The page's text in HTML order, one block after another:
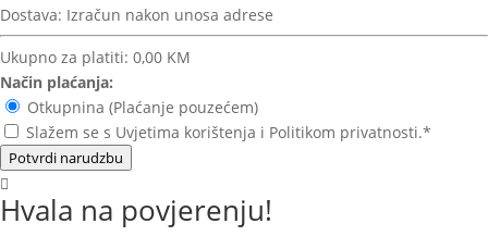
Dostava: Izračun nakon unosa adrese
Ukupno za platiti: 0,00 KM
Način plaćanja:
Otkupnina (Plaćanje pouzećem)
Slažem se s Uvjetima korištenja i Politikom privatnosti.*
Potvrdi narudzbu
Hvala na povjerenju!